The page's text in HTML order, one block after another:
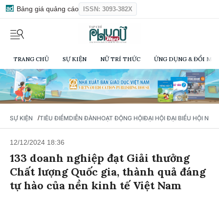
Bảng giá quảng cáo ISSN: 3093-382X
TRANG CHỦ SỰ KIỆN NỮ TRÍ THỨC ỨNG DỤNG & ĐỔI
SỰ KIỆN / TIÊU ĐIỂMDIỄN ĐÀNHOẠT ĐỘNG HỘIĐẠI HỘI ĐẠI BIỂU HỘI NỮ
12/12/2024 18:36
133 doanh nghiệp đạt Giải thưởng
Chất lượng Quốc gia, thành quả đáng
tự hào của nền kinh tế Việt Nam